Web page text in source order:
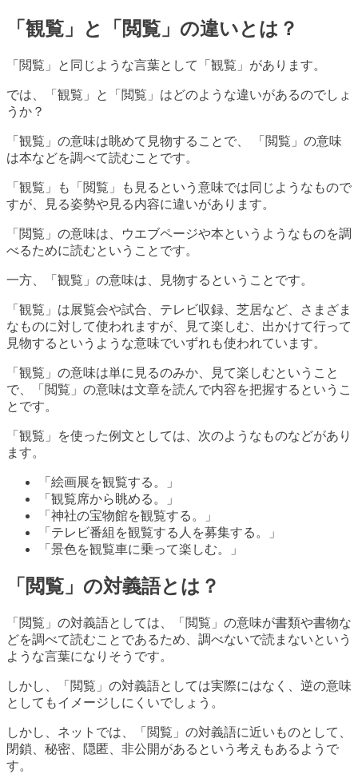
「観覧」と「閲覧」の違いとは？
「閲覧」と同じような言葉として「観覧」があります。
では、「観覧」と「閲覧」はどのような違いがあるのでしょ
うか？
「観覧」の意味は眺めて見物することで、 「閲覧」の意味
は本などを調べて読むことです。
「観覧」も「閲覧」も見るという意味では同じようなもので
すが、見る姿勢や見る内容に違いがあります。
「閲覧」の意味は、ウエブページや本というようなものを調
べるために読むということです。
一方、「観覧」の意味は、見物するということです。
「観覧」は展覧会や試合、テレビ収録、芝居など、さまざま
なものに対して使われますが、見て楽しむ、出かけて行って
見物するというような意味でいずれも使われています。
「観覧」の意味は単に見るのみか、見て楽しむということ
で、「閲覧」の意味は文章を読んで内容を把握するというこ
とです。
「観覧」を使った例文としては、次のようなものなどがあり
ます。
「絵画展を観覧する。」
「観覧席から眺める。」
「神社の宝物館を観覧する。」
「テレビ番組を観覧する人を募集する。」
「景色を観覧車に乗って楽しむ。」
「閲覧」の対義語とは？
「閲覧」の対義語としては、「閲覧」の意味が書類や書物な
どを調べて読むことであるため、調べないで読まないという
ような言葉になりそうです。
しかし、「閲覧」の対義語としては実際にはなく、逆の意味
としてもイメージしにくいでしょう。
しかし、ネットでは、「閲覧」の対義語に近いものとして、
閉鎖、秘密、隠匿、非公開があるという考えもあるようで
す。